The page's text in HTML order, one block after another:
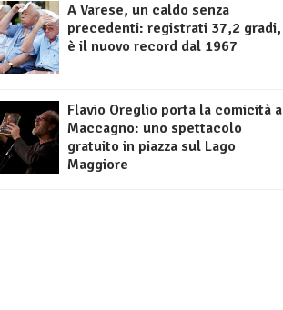
A Varese, un caldo senza
precedenti: registrati 37,2 gradi,
è il nuovo record dal 1967
Flavio Oreglio porta la comicità a
Maccagno: uno spettacolo
gratuito in piazza sul Lago
Maggiore